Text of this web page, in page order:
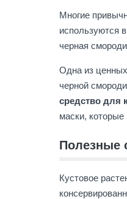
Многие
используются
черная
Одна из
черной
средство для
маски,
Полезные
Кустовое